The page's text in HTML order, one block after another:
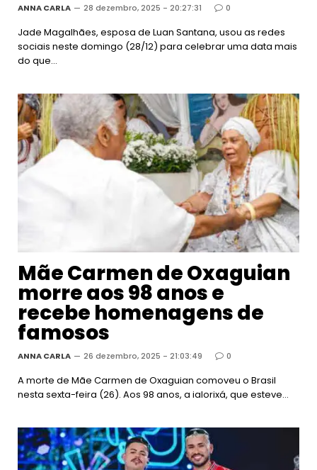
ANNA CARLA 28 dezembro, 2025 - 20:27:31 0
Jade Magalhães, esposa de Luan Santana, usou as redes
sociais neste domingo (28/12) para celebrar uma data mais
do que…
Mãe Carmen de Oxaguian
morre aos 98 anos e
recebe homenagens de
famosos
ANNA CARLA 26 dezembro, 2025 - 21:03:49 0
A morte de Mãe Carmen de Oxaguian comoveu o Brasil
nesta sexta-feira (26). Aos 98 anos, a ialorixá, que esteve…